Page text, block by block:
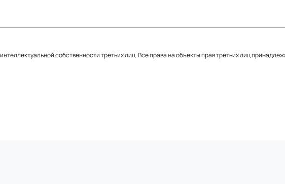
собственности третьих лиц. Все права на объекты прав третьих лиц